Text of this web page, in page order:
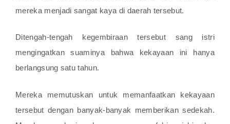
mereka menjadi sangat kaya di daerah tersebut.
Ditengah-tengah kegembiraan tersebut sang istri
mengingatkan suaminya bahwa kekayaan ini hanya
berlangsung satu tahun.
Mereka memutuskan untuk memanfaatkan kekayaan
tersebut dengan banyak-banyak memberikan sedekah.